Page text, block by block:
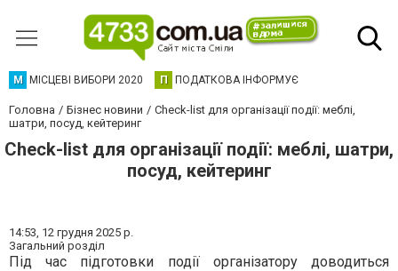
М МІСЦЕВІ ВИБОРИ 2020 П ПОДАТКОВА ІНФОРМУЄ
Головна Бізнес новини
Check-list для організації події: меблі,
шатри, посуд, кейтеринг
Check-list для організації події: меблі, шатри,
посуд, кейтеринг
14:53, 12 грудня 2025 р.
Загальний розділ
Під час підготовки події організатору доводиться